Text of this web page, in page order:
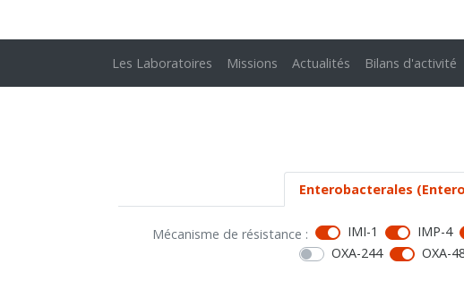
Les Laboratoires Missions Actualités Bilans d'activité
Enterobacterales
Mécanisme de résistance : IMI-1 IMP-4
OXA-244
OXA-